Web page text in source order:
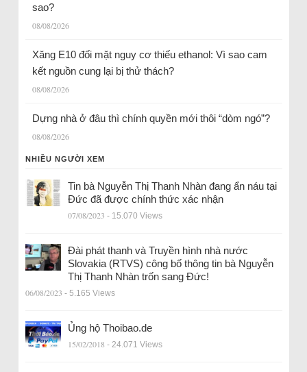
sao?
08/08/2026
Xăng E10 đối mặt nguy cơ thiếu ethanol: Vì sao cam
kết nguồn cung lại bị thử thách?
08/08/2026
Dựng nhà ở đâu thì chính quyền mới thôi “dòm ngó”?
08/08/2026
NHIỀU NGƯỜI XEM
Tin bà Nguyễn Thị Thanh Nhàn đang ẩn náu tại
Đức đã được chính thức xác nhận
07/08/2023 - 15.070 Views
Đài phát thanh và Truyền hình nhà nước
Slovakia (RTVS) công bố thông tin bà Nguyễn
Thị Thanh Nhàn trốn sang Đức!
06/08/2023 - 5.165 Views
Ủng hộ Thoibao.de
15/02/2018 - 24.071 Views